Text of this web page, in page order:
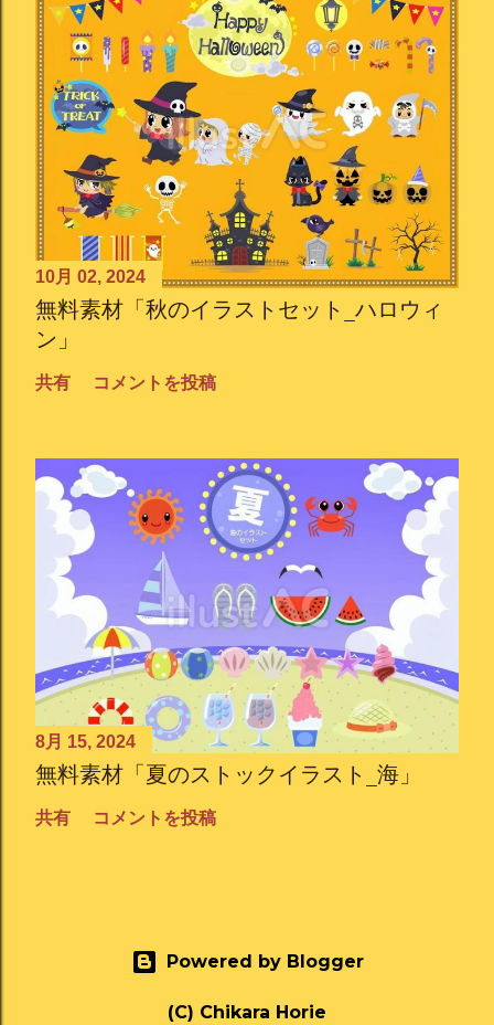
10月 02, 2024
無料素材「秋のイラストセット_ハロウィ
ン」
共有 コメントを投稿
8月 15, 2024
無料素材「夏のストックイラスト_海」
共有 コメントを投稿
Powered by Blogger
(C) Chikara Horie